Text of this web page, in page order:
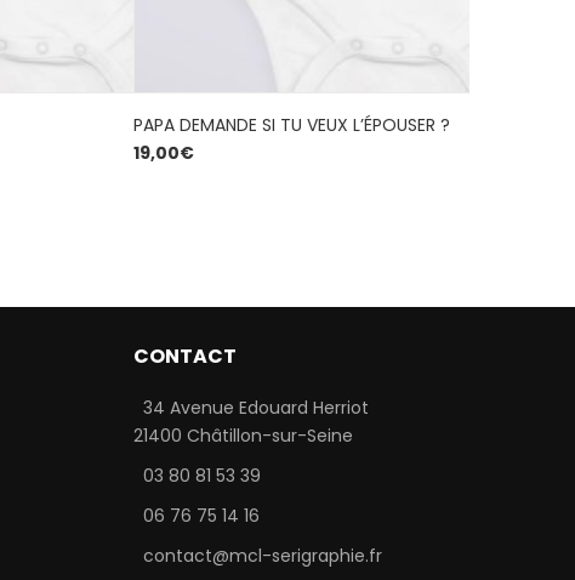
PAPA DEMANDE SI TU VEUX L’ÉPOUSER ?
19,00€
CONTACT
34 Avenue Edouard Herriot
21400 Châtillon-sur-Seine
03 80 81 53 39
06 76 75 14 16
contact@mcl-serigraphie.fr